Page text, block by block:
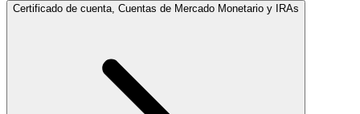
Certificado de cuenta, Cuentas de Mercado Monetario y IRAs